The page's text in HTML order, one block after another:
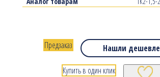
Нашли
Предзаказ
Купить в один клик